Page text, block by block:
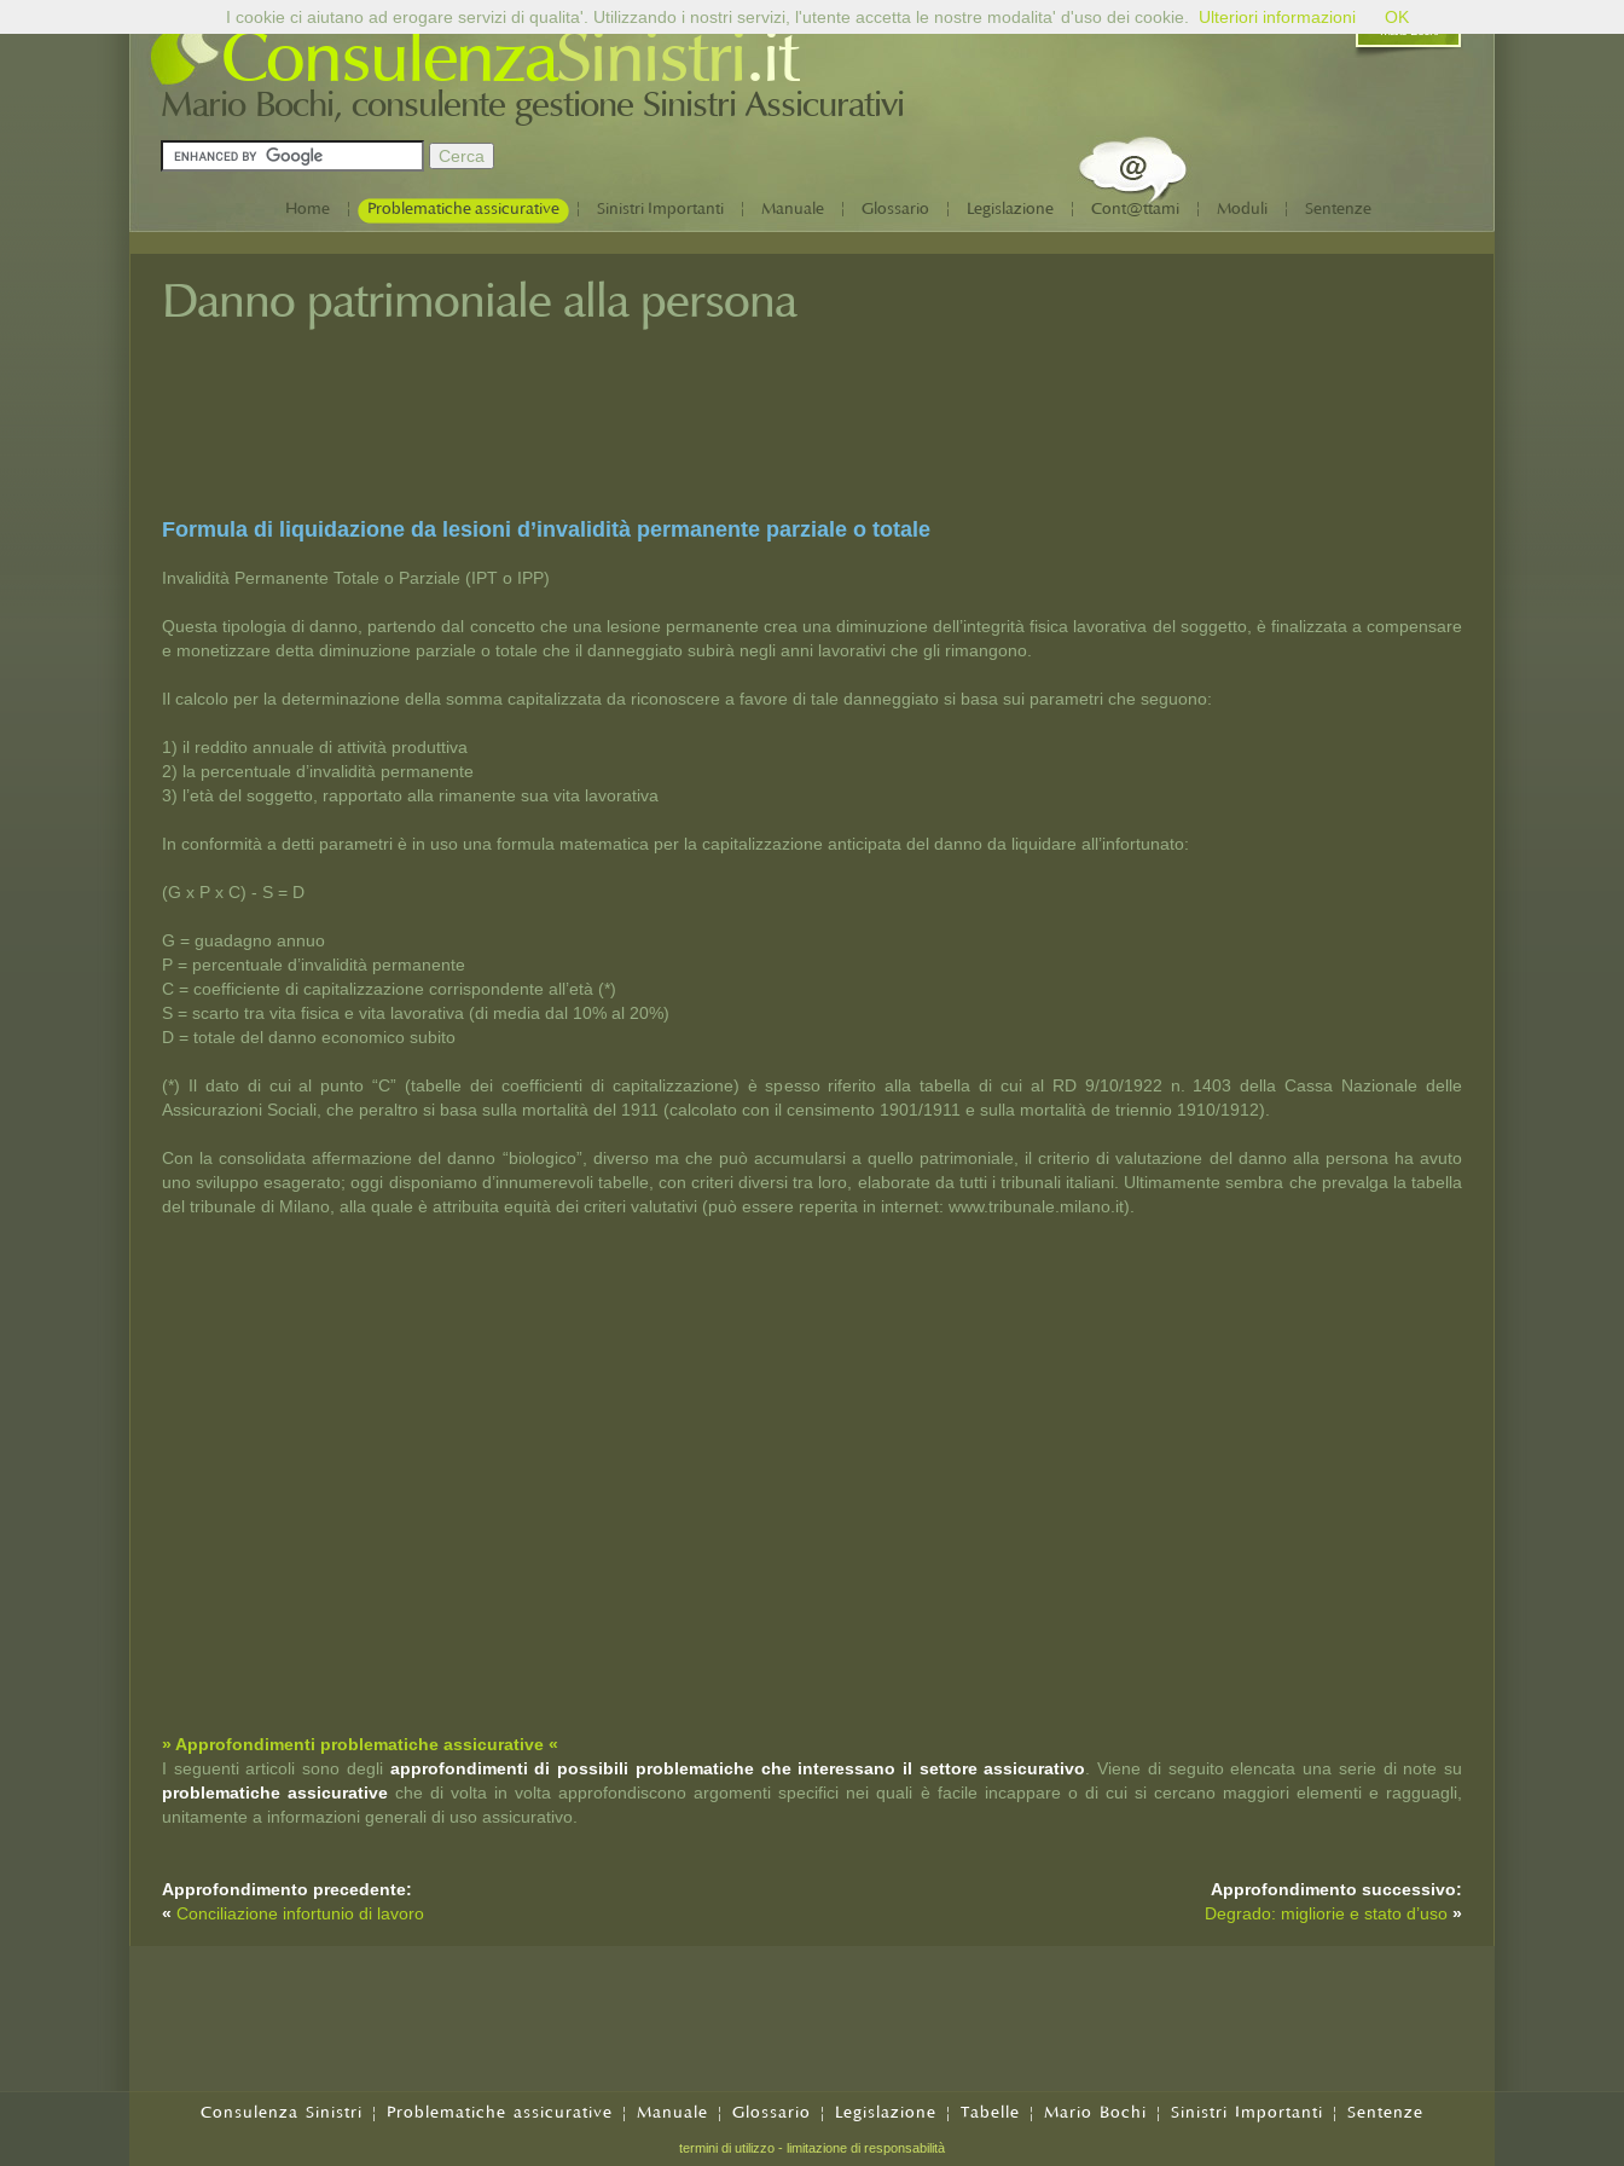
ConsulenzaSinistri.it
Mario Bochi, consulente gestione Sinistri Assicurativi
Home | Problematiche assicurative | Sinistri Importanti | Manuale | Glossario | Legislazione | Cont@ttami | Moduli | Sentenze
Danno patrimoniale alla persona
Formula di liquidazione da lesioni d’invalidità permanente parziale o totale
Invalidità Permanente Totale o Parziale (IPT o IPP)
Questa tipologia di danno, partendo dal concetto che una lesione permanente crea una diminuzione dell’integrità fisica lavorativa del soggetto, è finalizzata a compensare
e monetizzare detta diminuzione parziale o totale che il danneggiato subirà negli anni lavorativi che gli rimangono.
Il calcolo per la determinazione della somma capitalizzata da riconoscere a favore di tale danneggiato si basa sui parametri che seguono:
1) il reddito annuale di attività produttiva
2) la percentuale d’invalidità permanente
3) l’età del soggetto, rapportato alla rimanente sua vita lavorativa
In conformità a detti parametri è in uso una formula matematica per la capitalizzazione anticipata del danno da liquidare all’infortunato:
(G x P x C) - S = D
G = guadagno annuo
P = percentuale d’invalidità permanente
C = coefficiente di capitalizzazione corrispondente all’età (*)
S = scarto tra vita fisica e vita lavorativa (di media dal 10% al 20%)
D = totale del danno economico subito
(*) Il dato di cui al punto “C” (tabelle dei coefficienti di capitalizzazione) è spesso riferito alla tabella di cui al RD 9/10/1922 n. 1403 della Cassa Nazionale delle
Assicurazioni Sociali, che peraltro si basa sulla mortalità del 1911 (calcolato con il censimento 1901/1911 e sulla mortalità de triennio 1910/1912).
Con la consolidata affermazione del danno “biologico”, diverso ma che può accumularsi a quello patrimoniale, il criterio di valutazione del danno alla persona ha avuto
uno sviluppo esagerato; oggi disponiamo d’innumerevoli tabelle, con criteri diversi tra loro, elaborate da tutti i tribunali italiani. Ultimamente sembra che prevalga la tabella
del tribunale di Milano, alla quale è attribuita equità dei criteri valutativi (può essere reperita in internet: www.tribunale.milano.it).
» Approfondimenti problematiche assicurative «
I seguenti articoli sono degli approfondimenti di possibili problematiche che interessano il settore assicurativo . Viene di seguito elencata una serie di note su
problematiche assicurative che di volta in volta approfondiscono argomenti specifici nei quali è facile incappare o di cui si cercano maggiori elementi e ragguagli,
unitamente a informazioni generali di uso assicurativo.
Approfondimento precedente:
« Conciliazione infortunio di lavoro
Approfondimento successivo:
Degrado: migliorie e stato d’uso »
Consulenza Sinistri | Problematiche assicurative | Manuale | Glossario | Legislazione | Tabelle | Mario Bochi | Sinistri Importanti | Sentenze
termini di utilizzo - limitazione di responsabilità
I cookie ci aiutano ad erogare servizi di qualita'. Utilizzando i nostri servizi, l'utente accetta le nostre modalita' d'uso dei cookie. Ulteriori informazioni OK